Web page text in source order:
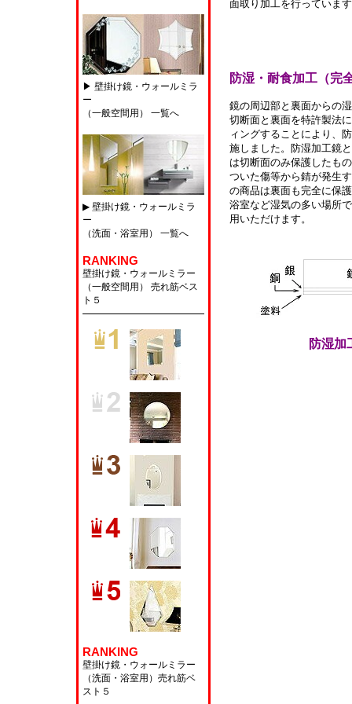
▶ 壁掛け鏡・ウォールミラ
ー
（一般空間用） 一覧へ
▶ 壁掛け鏡・ウォールミラ
ー
（洗面・浴室用） 一覧へ
RANKING
壁掛け鏡・ウォールミラー
（一般空間用） 売れ筋ベス
ト５
RANKING
壁掛け鏡・ウォールミラー
（洗面・浴室用） 売れ筋ベ
スト５
面取り加工を行っていま
防湿・耐食加工（完
鏡の周辺部と裏面からの
切断面と裏面を特許製法
ィングすることにより、
施しました。防湿加工鏡
は切断面のみ保護したも
ついた傷等から錆が発生
の商品は裏面も完全に保
浴室など湿気の多い場所
用いただけます。
防湿加